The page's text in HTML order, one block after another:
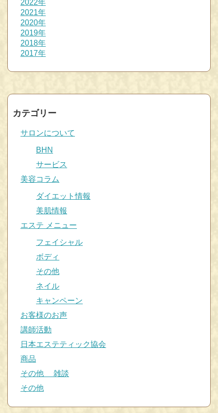
2022年
2021年
2020年
2019年
2018年
2017年
カテゴリー
サロンについて
BHN
サービス
美容コラム
ダイエット情報
美肌情報
エステ メニュー
フェイシャル
ボディ
その他
ネイル
キャンペーン
お客様のお声
講師活動
日本エステティック協会
商品
その他 雑談
その他